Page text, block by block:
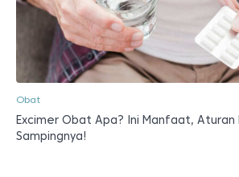
Obat
Excimer Obat Apa? Ini Manfaat, Aturan
Sampingnya!